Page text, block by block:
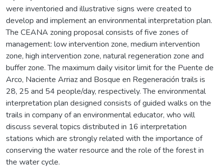
were inventoried and illustrative signs were created to
develop and implement an environmental interpretation plan.
The CEANA zoning proposal consists of five zones of
management: low intervention zone, medium intervention
zone, high intervention zone, natural regeneration zone and
buffer zone. The maximum daily visitor limit for the Puente de
Arco, Naciente Arriaz and Bosque en Regeneración trails is
28, 25 and 54 people/day, respectively. The environmental
interpretation plan designed consists of guided walks on the
trails in company of an environmental educator, who will
discuss several topics distributed in 16 interpretation
stations which are strongly related with the importance of
conserving the water resource and the role of the forest in
the water cycle.